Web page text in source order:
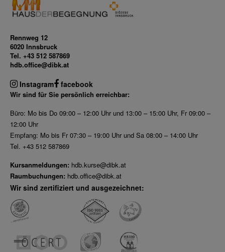
Rennweg 12
6020 Innsbruck
Tel. +43 512 587869
hdb.office@dibk.at
Instagram facebook
Wir sind für Sie persönlich erreichbar:
Büro: Mo bis Do 09:00 – 12:00 Uhr und 13:00 – 15:00 Uhr, Fr 09:00 –
12:00 Uhr
Empfang: Mo bis Fr 07:30 – 19:00 Uhr und Sa 08:00 – 14:00 Uhr
Tel. +43 512 587869
Kursanmeldungen: hdb.kurse@dibk.at
Raumbuchungen: hdb.office@dibk.at
Wir sind zertifiziert und ausgezeichnet: